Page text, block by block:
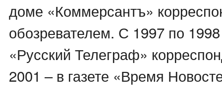
доме «Коммерсантъ»
обозревателем. С 1997 по 1998
«Русский Телеграф»
2001 – в газете «Время